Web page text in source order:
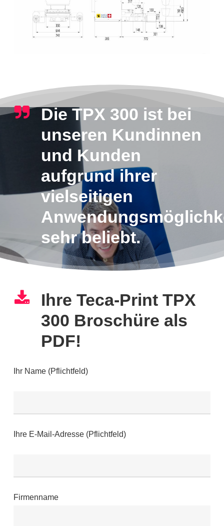
Die TPX 300 ist bei
unseren Kundinnen
und Kunden
aufgrund ihrer
vielseitigen
sehr beliebt.
Ihre Teca-Print TPX
300 Broschüre als
PDF!
Ihr Name (Pflichtfeld)
Ihre E-Mail-Adresse (Pflichtfeld)
Firmenname